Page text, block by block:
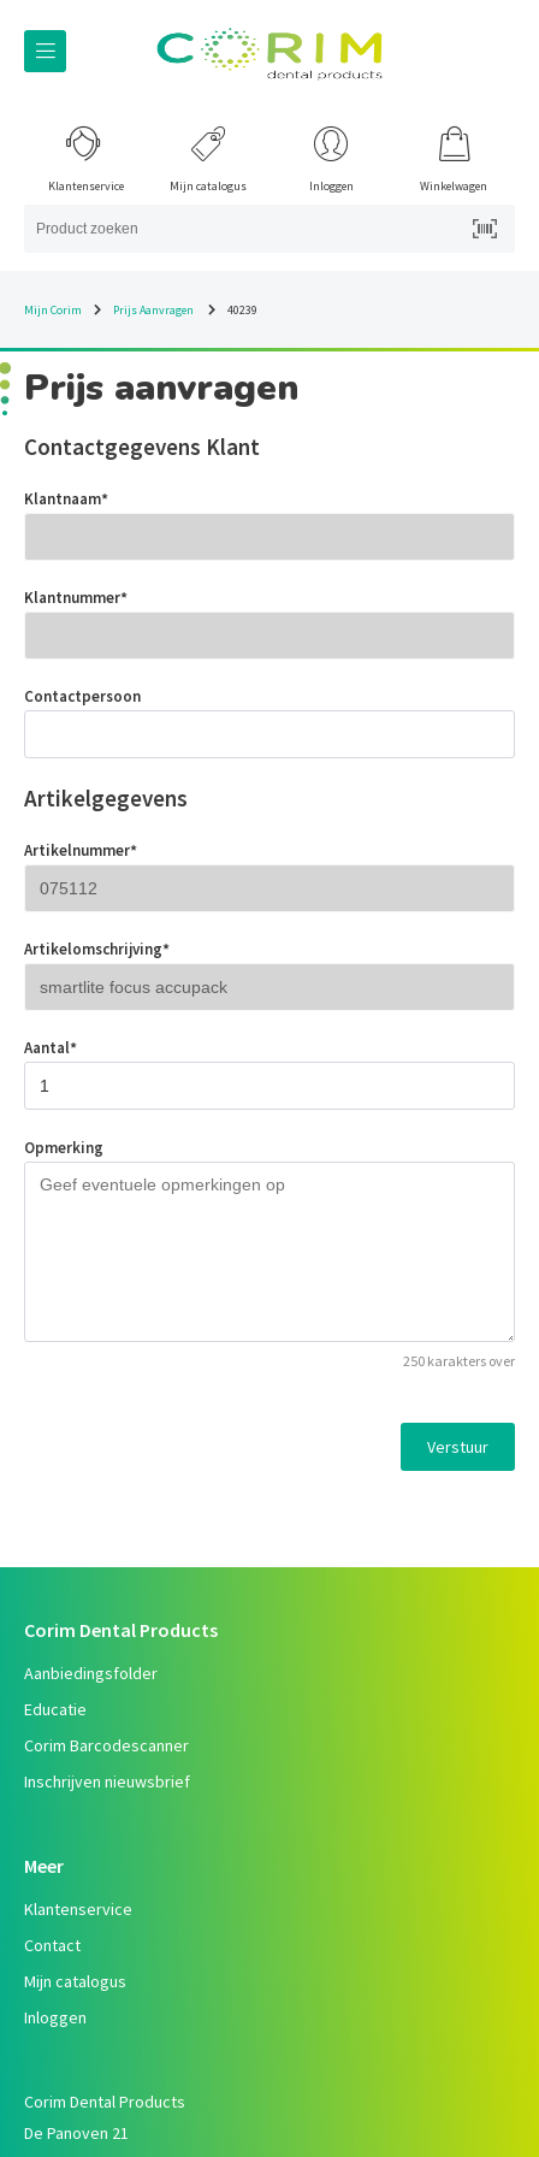
Winkelwagen
Inloggen
Mijn catalogus
Klantenservice
Mijn Corim Prijs Aanvragen 40239
Prijs aanvragen
Contactgegevens Klant
Klantnaam*
Klantnummer*
Contactpersoon
Artikelgegevens
Artikelnummer*
Artikelomschrijving*
Aantal*
Opmerking
250 karakters over
Verstuur
Corim Dental Products
Aanbiedingsfolder
Educatie
Corim Barcodescanner
Inschrijven nieuwsbrief
Meer
Klantenservice
Contact
Mijn catalogus
Inloggen
Corim Dental Products
De Panoven 21